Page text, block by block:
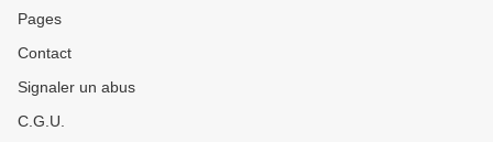
Pages
Contact
Signaler un abus
C.G.U.